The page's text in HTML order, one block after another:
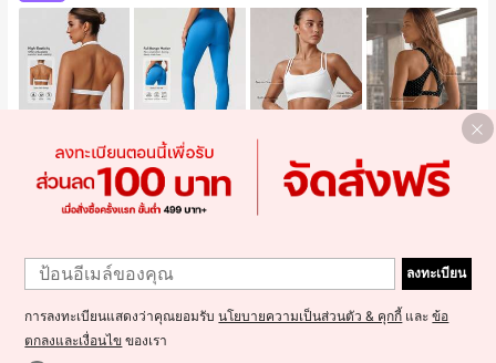
฿260 ฿360
Eladyva
ลงทะเบียน
การลงทะเบียนแสดงว่าคุณยอมรับนโยบายความเป็นส่วนตัว & คุกกี้ และข้อ
ตกลงและเงื่อนไข ของเรา